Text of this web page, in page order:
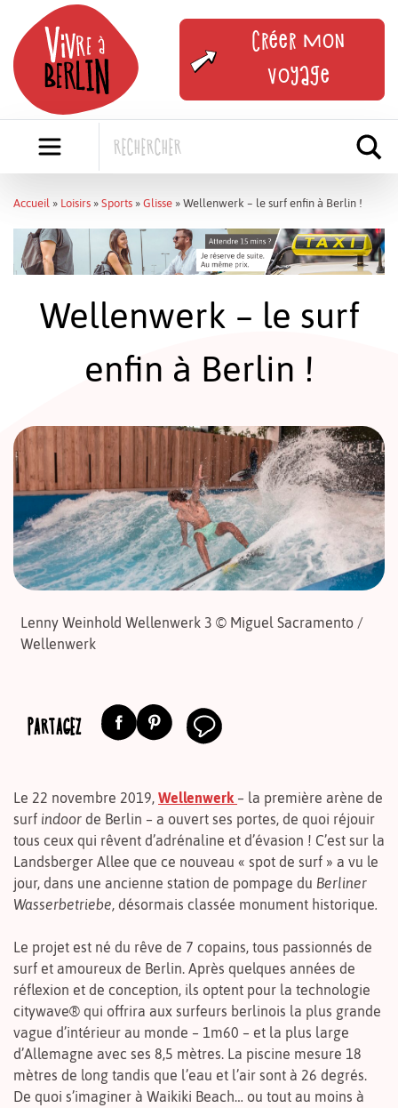
content
Créer mon
voyage
Accueil » Loisirs » Sports » Glisse » Wellenwerk – le surf enfin à Berlin !
Wellenwerk – le surf
enfin à Berlin !
Lenny Weinhold Wellenwerk 3 © Miguel Sacramento /
Wellenwerk
PARTAGEZ
Le 22 novembre 2019, Wellenwerk – la première arène de
surf indoor de Berlin – a ouvert ses portes, de quoi réjouir
tous ceux qui rêvent d’adrénaline et d’évasion ! C’est sur la
Landsberger Allee que ce nouveau « spot de surf » a vu le
jour, dans une ancienne station de pompage du Berliner
Wasserbetriebe, désormais classée monument historique.
Le projet est né du rêve de 7 copains, tous passionnés de
surf et amoureux de Berlin. Après quelques années de
réflexion et de conception, ils optent pour la technologie
citywave® qui offrira aux surfeurs berlinois la plus grande
vague d’intérieur au monde – 1m60 – et la plus large
d’Allemagne avec ses 8,5 mètres. La piscine mesure 18
mètres de long tandis que l’eau et l’air sont à 26 degrés.
De quoi s’imaginer à Waikiki Beach… ou tout au moins à